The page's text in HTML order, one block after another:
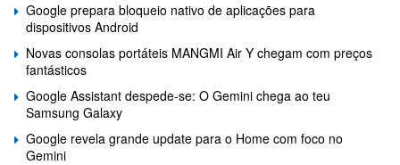
Google prepara bloqueio nativo de aplicações para
dispositivos Android
Novas consolas portáteis MANGMI Air Y chegam com preços
fantásticos
Google Assistant despede-se: O Gemini chega ao teu
Samsung Galaxy
Google revela grande update para o Home com foco no
Gemini